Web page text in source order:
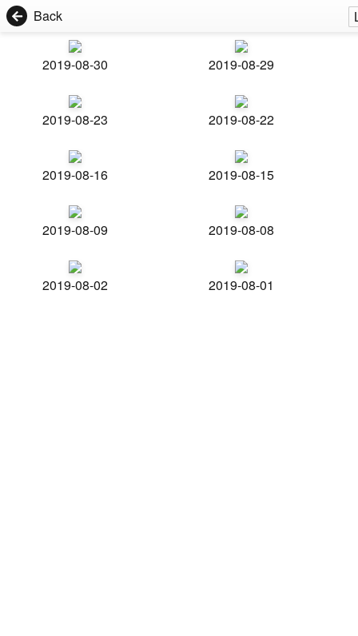
Back
2019-08-30 2019-08-29
2019-08-23 2019-08-22
2019-08-16 2019-08-15
2019-08-09 2019-08-08
2019-08-02 2019-08-01